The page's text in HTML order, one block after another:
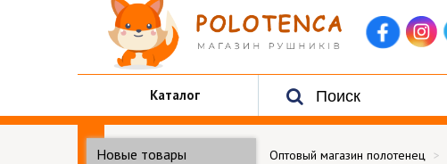
Каталог
Новые товары Оптовый магазин полотенец